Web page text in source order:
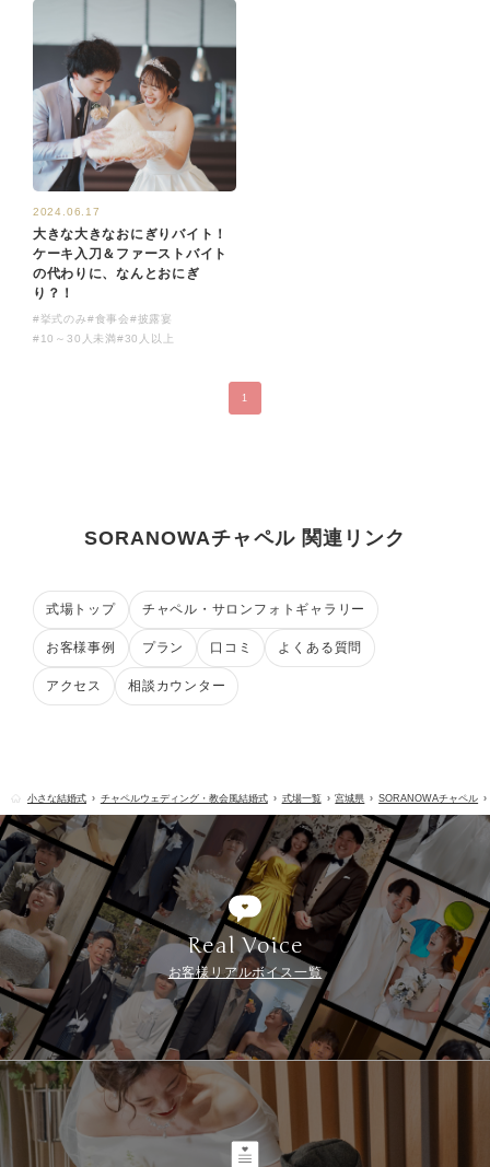
2024.06.17
大きな大きなおにぎりバイト！
ケーキ入刀＆ファーストバイト
の代わりに、なんとおにぎ
り？！
#挙式のみ#食事会#披露宴
#10～30人未満#30人以上
1
SORANOWAチャペル 関連リンク
式場トップ チャペル・サロンフォトギャラリー
お客様事例 プラン 口コミ よくある質問
アクセス 相談カウンター
小さな結婚式 チャペルウェディング・教会風結婚式 式場一覧 宮城県 SORANOWAチャペル
Real Voice
お客様リアルボイス一覧